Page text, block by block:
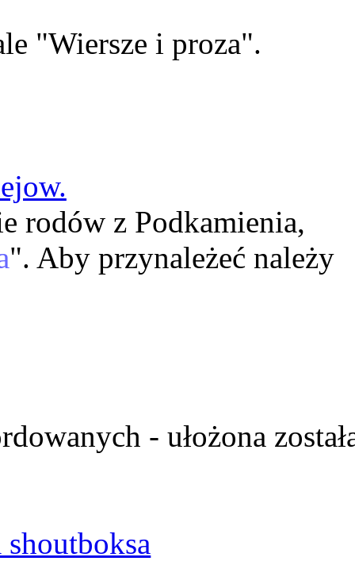
"Wiersze i proza".
rodów z Podkamienia,
". Aby przynależeć należy
- ułożona